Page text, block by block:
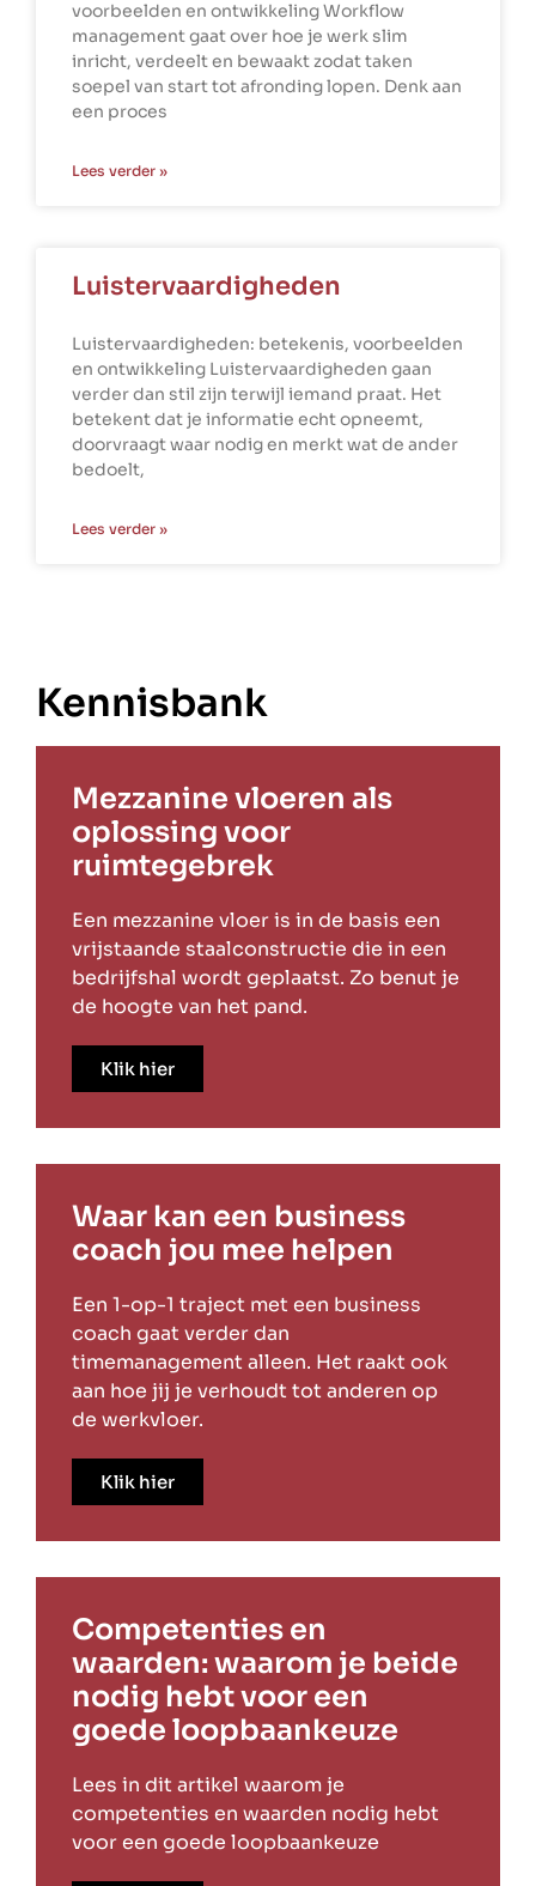
voorbeelden en ontwikkeling Workflow
management gaat over hoe je werk slim
inricht, verdeelt en bewaakt zodat taken
soepel van start tot afronding lopen. Denk aan
een proces
Lees verder »
Luistervaardigheden
Luistervaardigheden: betekenis, voorbeelden
en ontwikkeling Luistervaardigheden gaan
verder dan stil zijn terwijl iemand praat. Het
betekent dat je informatie echt opneemt,
doorvraagt waar nodig en merkt wat de ander
bedoelt,
Lees verder »
Kennisbank
Mezzanine vloeren als
oplossing voor
ruimtegebrek
Een mezzanine vloer is in de basis een
vrijstaande staalconstructie die in een
bedrijfshal wordt geplaatst. Zo benut je
de hoogte van het pand.
Klik hier
Waar kan een business
coach jou mee helpen
Een 1-op-1 traject met een business
coach gaat verder dan
timemanagement alleen. Het raakt ook
aan hoe jij je verhoudt tot anderen op
de werkvloer.
Klik hier
Competenties en
waarden: waarom je beide
nodig hebt voor een
goede loopbaankeuze
Lees in dit artikel waarom je
competenties en waarden nodig hebt
voor een goede loopbaankeuze